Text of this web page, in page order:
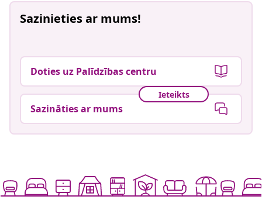
Sazinieties ar mums!
Doties uz Palīdzības centru
Ieteikts
Sazināties ar mums